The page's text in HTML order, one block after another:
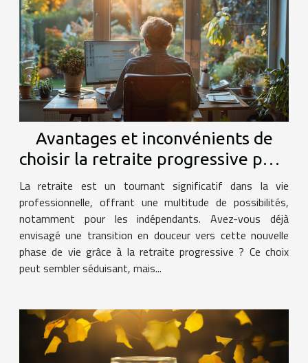
Avantages et inconvénients de
choisir la retraite progressive pour
les indépendants
La retraite est un tournant significatif dans la vie
professionnelle, offrant une multitude de possibilités,
notamment pour les indépendants. Avez-vous déjà
envisagé une transition en douceur vers cette nouvelle
phase de vie grâce à la retraite progressive ? Ce choix
peut sembler séduisant, mais...